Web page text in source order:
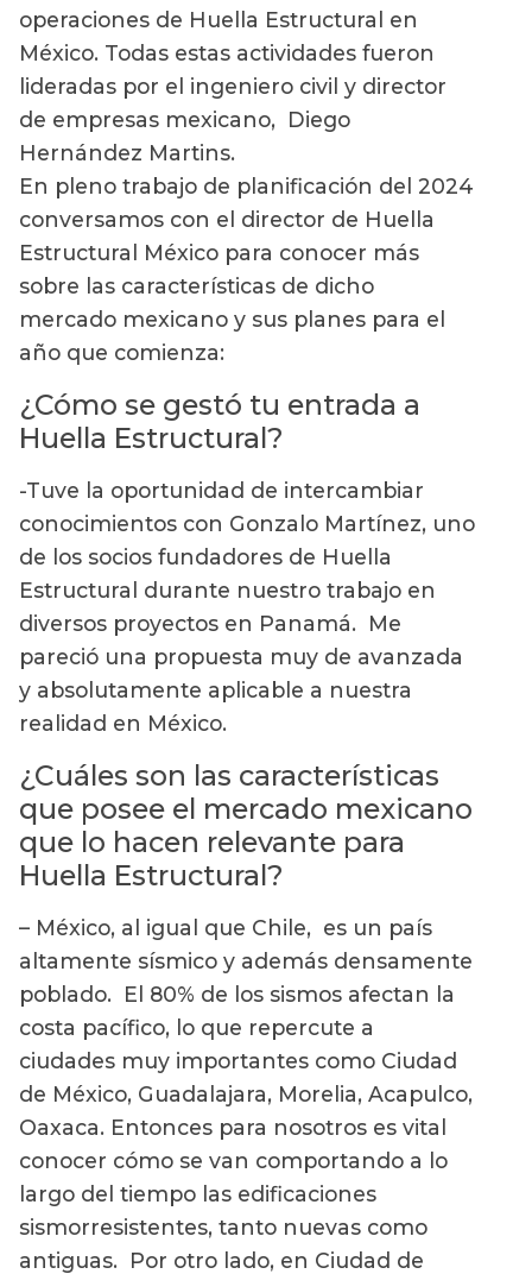
operaciones de Huella Estructural en
México. Todas estas actividades fueron
lideradas por el ingeniero civil y director
de empresas mexicano, Diego
Hernández Martins.
En pleno trabajo de planificación del 2024
conversamos con el director de Huella
Estructural México para conocer más
sobre las características de dicho
mercado mexicano y sus planes para el
año que comienza:
¿Cómo se gestó tu entrada a
Huella Estructural?
-Tuve la oportunidad de intercambiar
conocimientos con Gonzalo Martínez, uno
de los socios fundadores de Huella
Estructural durante nuestro trabajo en
diversos proyectos en Panamá. Me
pareció una propuesta muy de avanzada
y absolutamente aplicable a nuestra
realidad en México.
¿Cuáles son las características
que posee el mercado mexicano
que lo hacen relevante para
Huella Estructural?
– México, al igual que Chile, es un país
altamente sísmico y además densamente
poblado. El 80% de los sismos afectan la
costa pacífico, lo que repercute a
ciudades muy importantes como Ciudad
de México, Guadalajara, Morelia, Acapulco,
Oaxaca. Entonces para nosotros es vital
conocer cómo se van comportando a lo
largo del tiempo las edificaciones
sismorresistentes, tanto nuevas como
antiguas. Por otro lado, en Ciudad de